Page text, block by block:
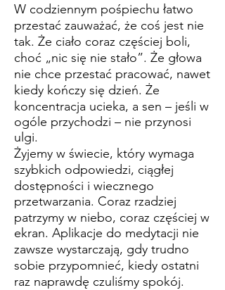
W codziennym pośpiechu łatwo
przestać zauważać, że coś jest nie
tak. Że ciało coraz częściej boli,
choć „nic się nie stało”. Że głowa
nie chce przestać pracować, nawet
kiedy kończy się dzień. Że
koncentracja ucieka, a sen – jeśli w
ogóle przychodzi – nie przynosi
ulgi.
Żyjemy w świecie, który wymaga
szybkich odpowiedzi, ciągłej
dostępności i wiecznego
przetwarzania. Coraz rzadziej
patrzymy w niebo, coraz częściej w
ekran. Aplikacje do medytacji nie
zawsze wystarczają, gdy trudno
sobie przypomnieć, kiedy ostatni
raz naprawdę czuliśmy spokój.